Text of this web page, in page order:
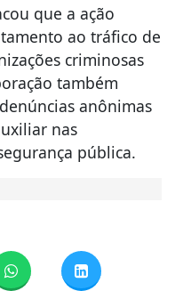
que a ação
ao tráfico de
criminosas
também
anônimas
nas
pública.